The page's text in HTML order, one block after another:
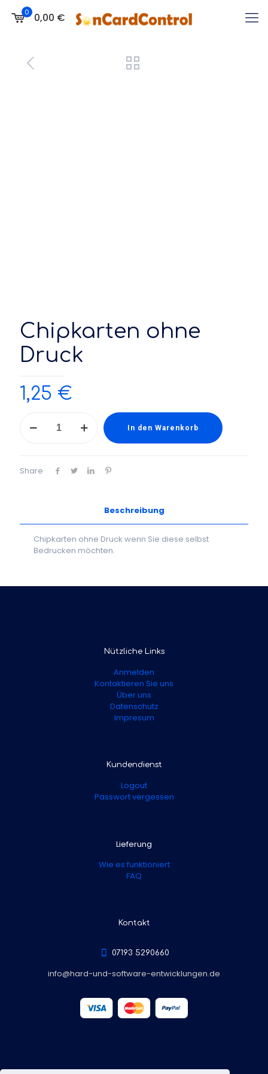
0 0,00 €
Chipkarten ohne
Druck
1,25 €
ohne
In den Warenkorb
Share
Beschreibung
Chipkarten ohne Druck wenn Sie diese selbst
Bedrucken möchten.
Nützliche Links
Anmelden
Kontaktieren Sie uns
Über uns
Datenschutz
Impresum
Kundendienst
Logout
Passwort vergessen
Lieferung
Wie es funktioniert
FAQ
Kontakt
07193 5290660
info@hard-und-software-entwicklungen.de